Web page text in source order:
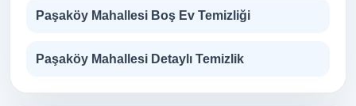
Paşaköy Mahallesi Boş Ev Temizliği
Paşaköy Mahallesi Detaylı Temizlik